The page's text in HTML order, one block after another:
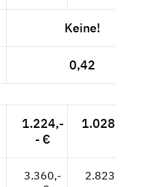
Keine!
0,42
1.224,-
- €
1.028,57 €
3.360,-
2.823,53 €